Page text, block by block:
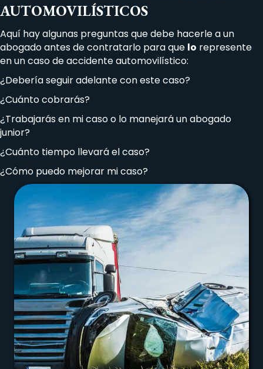
AUTOMOVILÍSTICOS
Aquí hay algunas preguntas quedebe hacerle a un
abogado antes de contratarlo para que lo represente
en un caso de accidente automovilístico:
¿Debería seguir adelante con este caso?
¿Cuánto cobrarás?
¿Trabajarás en mi caso o lo manejará un abogado
junior?
¿Cuánto tiempo llevará el caso?
¿Cómo puedo mejorar mi caso?